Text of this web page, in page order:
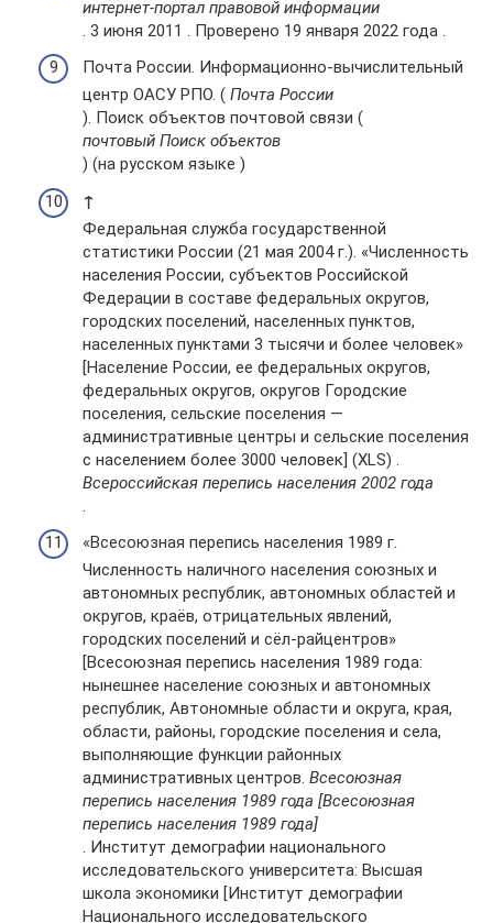
интернет-портал правовой информации
. 3 июня 2011 . Проверено 19 января 2022 года .
Почта России. Информационно-вычислительный
центр ОАСУ РПО. ( Почта России
). Поиск объектов почтовой связи (
почтовый Поиск объектов
) (на русском языке )
↑
Федеральная служба государственной
статистики России (21 мая 2004 г.). «Численность
населения России, субъектов Российской
Федерации в составе федеральных округов,
городских поселений, населенных пунктов,
населенных пунктами 3 тысячи и более человек»
[Население России, ее федеральных округов,
федеральных округов, округов Городские
поселения, сельские поселения —
административные центры и сельские поселения
с населением более 3000 человек] (XLS) .
Всероссийская перепись населения 2002 года
«Всесоюзная перепись населения 1989 г.
Численность наличного населения союзных и
автономных республик, автономных областей и
округов, краёв, отрицательных явлений,
городских поселений и сёл-райцентров»
[Всесоюзная перепись населения 1989 года:
нынешнее население союзных и автономных
республик, Автономные области и округа, края,
области, районы, городские поселения и села,
выполняющие функции районных
административных центров. Всесоюзная
перепись населения 1989 года [Всесоюзная
перепись населения 1989 года]
. Институт демографии национального
исследовательского университета: Высшая
школа экономики [Институт демографии
Национального исследовательского